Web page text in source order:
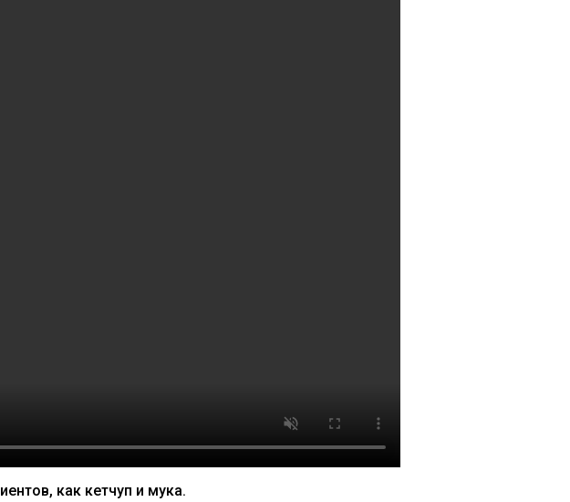
как кетчуп и мука.